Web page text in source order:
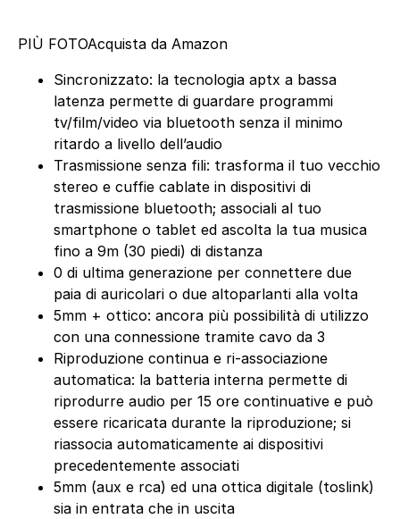
PIÙ FOTOAcquista da Amazon
Sincronizzato: la tecnologia aptx a bassa
latenza permette di guardare programmi
tv/film/video via bluetooth senza il minimo
ritardo a livello dell’audio
Trasmissione senza fili: trasforma il tuo vecchio
stereo e cuffie cablate in dispositivi di
trasmissione bluetooth; associali al tuo
smartphone o tablet ed ascolta la tua musica
fino a 9m (30 piedi) di distanza
0 di ultima generazione per connettere due
paia di auricolari o due altoparlanti alla volta
5mm + ottico: ancora più possibilità di utilizzo
con una connessione tramite cavo da 3
Riproduzione continua e ri-associazione
automatica: la batteria interna permette di
riprodurre audio per 15 ore continuative e può
essere ricaricata durante la riproduzione; si
riassocia automaticamente ai dispositivi
precedentemente associati
5mm (aux e rca) ed una ottica digitale (toslink)
sia in entrata che in uscita